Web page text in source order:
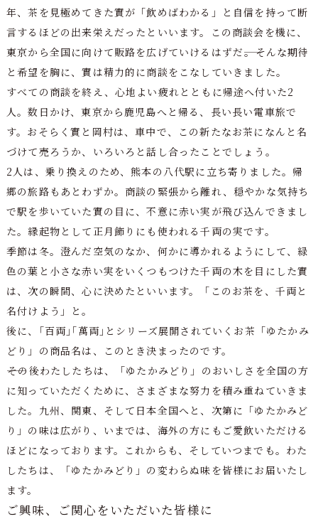
年、茶を見極めてきた實が「飲めばわかる」と自信を持って断
言するほどの出来栄えだったといいます。この商談会を機に、
東京から全国に向けて販路を広げていけるはずだ――。そんな期待
と希望を胸に、實は精力的に商談をこなしていきました。
すべての商談を終え、心地よい疲れとともに帰途へ付いた2
人。数日かけ、東京から鹿児島へと帰る、長い長い電車旅で
す。おそらく實と岡村は、車中で、この新たなお茶になんと名
づけて売ろうか、いろいろと話し合ったことでしょう。
2人は、乗り換えのため、熊本の八代駅に立ち寄りました。帰
郷の旅路もあとわずか。商談の緊張から離れ、穏やかな気持ち
で駅を歩いていた實の目に、不意に赤い実が飛び込んできまし
た。縁起物として正月飾りにも使われる千両の実です。
季節は冬。澄んだ空気のなか、何かに導かれるようにして、緑
色の葉と小さな赤い実をいくつもつけた千両の木を目にした實
は、次の瞬間、心に決めたといいます。「このお茶を、千両と
名付けよう」と。
後に、｢百両｣｢萬両｣とシリーズ展開されていくお茶「ゆたかみ
どり」の商品名は、このとき決まったのです。
――その後わたしたちは、「ゆたかみどり」のおいしさを全国の方
に知っていただくために、さまざまな努力を積み重ねていきま
した。九州、関東、そして日本全国へと、次第に「ゆたかみど
り」の味は広がり、いまでは、海外の方にもご愛飲いただける
ほどになっております。これからも、そしていつまでも。わた
したちは、「ゆたかみどり」の変わらぬ味を皆様にお届いたし
ます。
ご興味、ご関心をいただいた皆様に